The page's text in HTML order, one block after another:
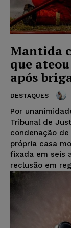
Mantida
que
após
DESTAQUES
Por
Tribunal de
condenação
própria casa
fixada em seis
reclusão em